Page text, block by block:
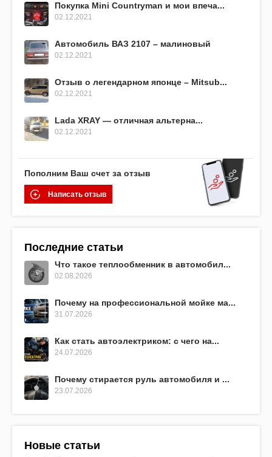
Покупка Mini Countryman и мои впеча...
02.12.2021
Автомобиль ВАЗ 2107 – малиновый
02.12.2021
Отзыв о легендарном японце – Mitsub...
02.12.2021
Lada XRAY — отличная альтерна...
02.12.2021
Пополним Ваш счет за отзыв
Написать отзыв
Последние статьи
Что такое теплообменник в автомобил...
02.08.2026
Почему на профессиональной мойке ма...
31.07.2026
Как стать автоэлектриком: с чего на...
24.07.2026
Почему стирается руль автомобиля и ...
23.07.2026
Новые статьи